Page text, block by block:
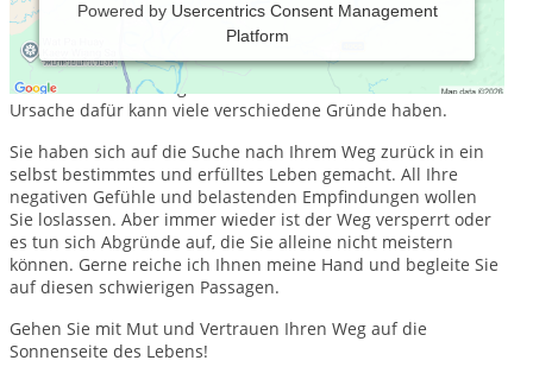
Powered by Usercentrics Consent Management
Platform
Wie wichtig es ist Freude am Leben zu haben und sich
mental wohl zu fühlen wissen wir erst, wenn Teile davon in
unserem Lebensalltag nicht mehr vorhanden sind. Die
Ursache dafür kann viele verschiedene Gründe haben.
Sie haben sich auf die Suche nach Ihrem Weg zurück in ein
selbst bestimmtes und erfülltes Leben gemacht. All Ihre
negativen Gefühle und belastenden Empfindungen wollen
Sie loslassen. Aber immer wieder ist der Weg versperrt oder
es tun sich Abgründe auf, die Sie alleine nicht meistern
können. Gerne reiche ich Ihnen meine Hand und begleite Sie
auf diesen schwierigen Passagen.
Gehen Sie mit Mut und Vertrauen Ihren Weg auf die
Sonnenseite des Lebens!